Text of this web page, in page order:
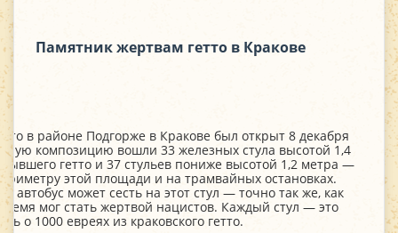
Памятник жертвам гетто в Кракове
в районе Подгорже в Кракове был открыт 8 декабря
композицию вошли 33 железных стула высотой 1,4
гетто и 37 стульев пониже высотой 1,2 метра —
этой площади и на трамвайных остановках.
может сесть на этот стул — точно так же, как
мог стать жертвой нацистов. Каждый стул — это
о 1000 евреях из краковского гетто.